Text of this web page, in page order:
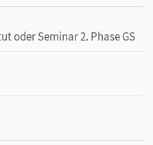
oder Seminar 2. Phase GS